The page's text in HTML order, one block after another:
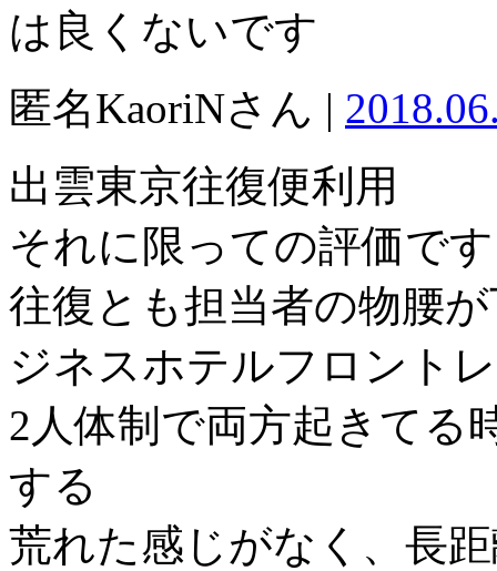
は良くないです
匿名KaoriNさん |
出雲東京往復便利用
それに限っての評価です
往復とも担当者の物腰
ジネスホテルフロント
2人体制で両方起きてる
する
荒れた感じがなく、長